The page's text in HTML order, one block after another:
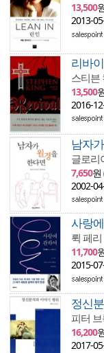
13,500
2013-
리바
스티븐
13,500
2016-
남자
글로리
7,650원
2002-
사랑
뤽 페
11,700
2015-
정신
피터
16,200
2017-